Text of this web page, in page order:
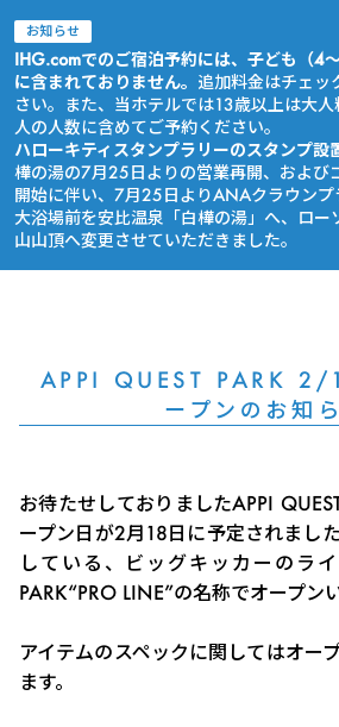
お知らせ
IHG.comでのご宿泊予約には、子ども（4
に含まれておりません。 追加料金はチェッ
さい。また、当ホテルでは13歳以上は大
人の人数に含めてご予約ください。
ハローキティスタンプラリーのスタンプ設
樺の湯の7月25日よりの営業再開、および
開始に伴い、7月25日よりANAクラウンプ
大浴場前を安比温泉「白樺の湯」へ、ロー
山山頂へ変更させていただきました。
APPI QUEST PARK 2/
ープンのお知
お待たせしておりましたAPPI
ープン日が2月18日に予定されまし
している、ビッグキッカーのライ
PARK“PRO LINE”の名称でオープン
アイテムのスペックに関してはオー
ます。